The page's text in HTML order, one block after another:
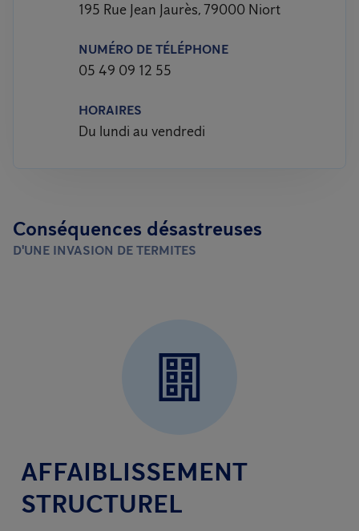
195 Rue Jean Jaurès, 79000 Niort
NUMÉRO DE TÉLÉPHONE
05 49 09 12 55
HORAIRES
Du lundi au vendredi
Conséquences désastreuses
D'UNE INVASION DE TERMITES
AFFAIBLISSEMENT
STRUCTUREL